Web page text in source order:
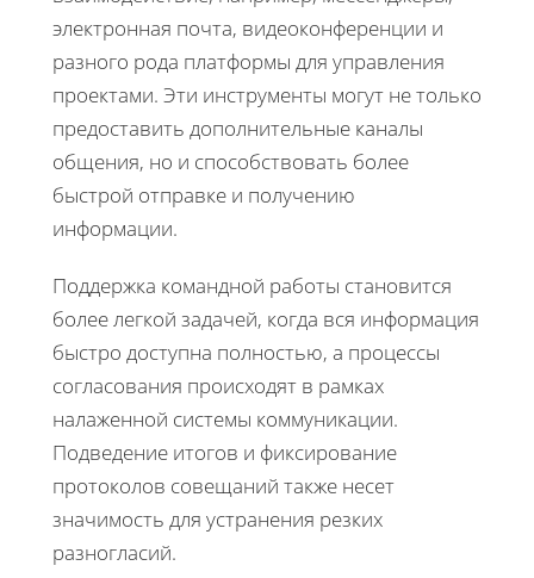
электронная почта, видеоконференции и
разного рода платформы для управления
проектами. Эти инструменты могут не только
предоставить дополнительные каналы
общения, но и способствовать более
быстрой отправке и получению
информации.
Поддержка командной работы становится
более легкой задачей, когда вся информация
быстро доступна полностью, а процессы
согласования происходят в рамках
налаженной системы коммуникации.
Подведение итогов и фиксирование
протоколов совещаний также несет
значимость для устранения резких
разногласий.